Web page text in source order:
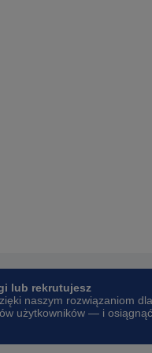
lub rekrutujesz
naszym rozwiązaniom dla
użytkowników — i osiągnąć